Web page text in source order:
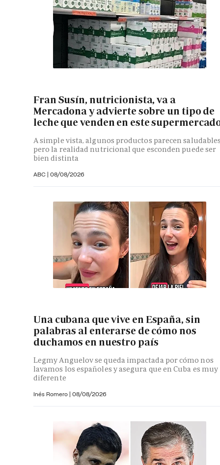
Fran Susín, nutricionista, va a
Mercadona y advierte sobre un tipo de
leche que venden en este
A simple vista, algunos productos parecen
pero la realidad nutricional que esconden puede ser
bien distinta
ABC | 08/08/2026
Una cubana que vive en España, sin
palabras al enterarse de cómo nos
duchamos en nuestro país
Legmy Anguelov se queda impactada por cómo nos
lavamos los españoles y asegura que en Cuba es muy
diferente
Inés Romero | 08/08/2026